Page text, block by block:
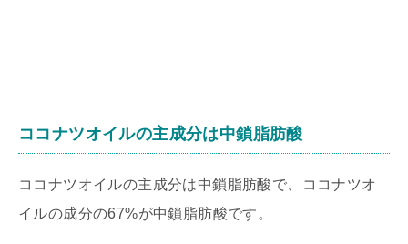
ココナツオイルの主成分は中鎖脂肪酸
ココナツオイルの主成分は中鎖脂肪酸で、ココナツオ
イルの成分の67%が中鎖脂肪酸です。